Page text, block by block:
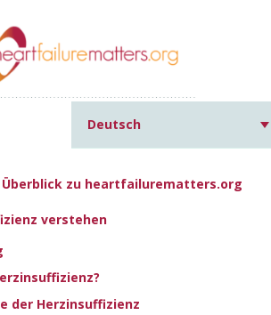
Überblick zu heartfailurematters.org
verstehen
der Herzinsuffizienz
Deutsch
andere häufige Erkrankungen»Zentrale
SCHLAFAPNOE